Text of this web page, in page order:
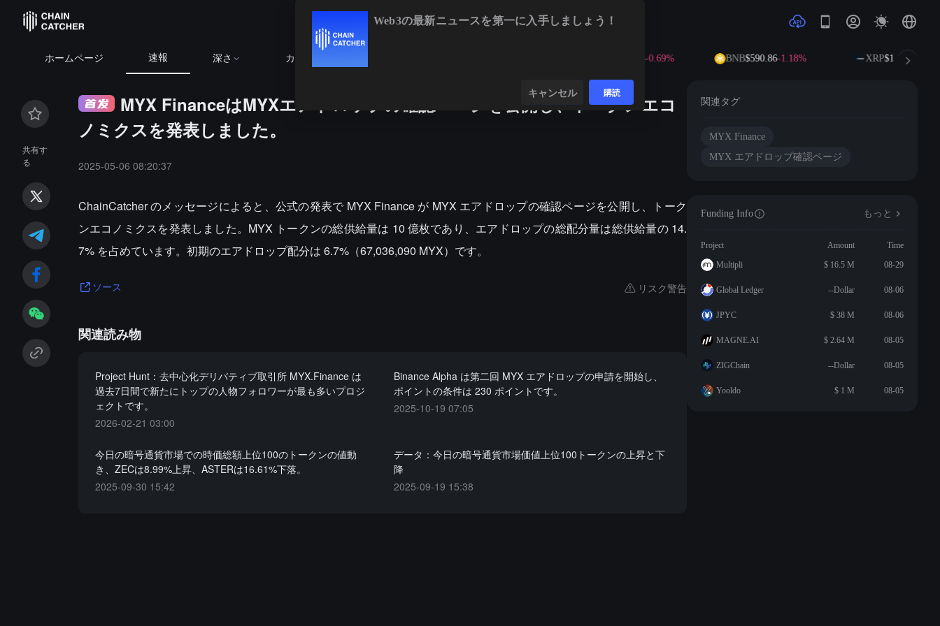
ホームページ 速報 深さ カレンダー -0.69% BNB$590.86-1.18% XRP$1.03 -3.47%
共有す
る
MYX FinanceはMYXエアドロップの確認ページを公開し、トークンエコ
ノミクスを発表しました。
2025-05-06 08:20:37
ChainCatcher のメッセージによると、公式の発表で MYX Finance が MYX エアドロップの確認ページを公開し、トーク
ンエコノミクスを発表しました。MYX トークンの総供給量は 10 億枚であり、エアドロップの総配分量は総供給量の 14.
7% を占めています。初期のエアドロップ配分は 6.7%（67,036,090 MYX）です。
ソース リスク警告
関連読み物
Project Hunt：去中心化デリバティブ取引所 MYX.Finance は
過去7日間で新たにトップの人物フォロワーが最も多いプロジ
ェクトです。
2026-02-21 03:00
Binance Alpha は第二回 MYX エアドロップの申請を開始し、
ポイントの条件は 230 ポイントです。
2025-10-19 07:05
今日の暗号通貨市場での時価総額上位100のトークンの値動
き、ZECは8.99%上昇、ASTERは16.61%下落。
2025-09-30 15:42
データ：今日の暗号通貨市場価値上位100トークンの上昇と下
降
2025-09-19 15:38
関連タグ
MYX Finance
MYX エアドロップ確認ページ
Funding Info もっと
Project Amount
Time
Multipli
$ 16.5 M 08-29
Global Ledger --Dollar 08-06
JPYC $ 38 M 08-06
MAGNE.AI $ 2.64 M 08-05
ZIGChain --Dollar 08-05
Yooldo $ 1 M 08-05
Web3の最新ニュースを第一に入手しましょう！
キャンセル 購読